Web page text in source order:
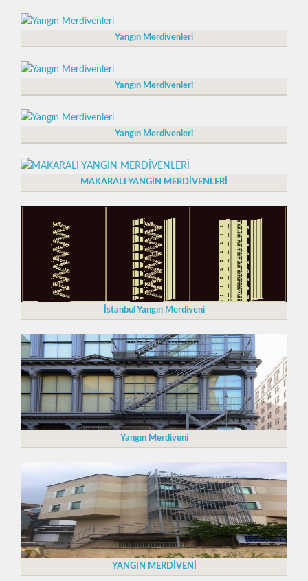
Yangın Merdivenleri
Yangın Merdivenleri
Yangın Merdivenleri
MAKARALI YANGIN MERDİVENLERİ
İstanbul Yangın Merdiveni
Yangın Merdiveni
YANGIN MERDİVENİ